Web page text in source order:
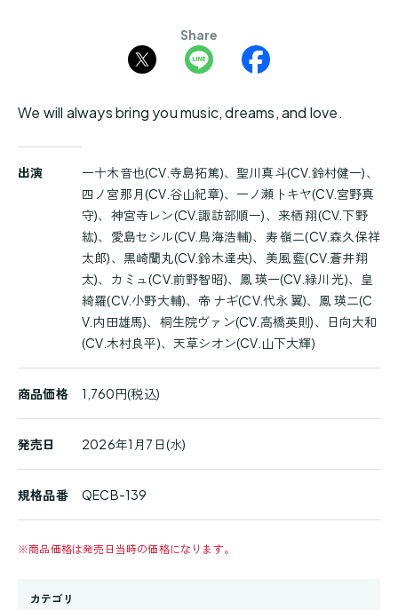
Share
We will always bring you music, dreams, and love.
品
出演
一十木音也(CV.寺島拓篤)、聖川真斗(CV.鈴村健一)、
四ノ宮那月(CV.谷山紀章)、一ノ瀬トキヤ(CV.宮野真
守)、神宮寺レン(CV.諏訪部順一)、来栖 翔(CV.下野
紘)、愛島セシル(CV.鳥海浩輔)、寿 嶺二(CV.森久保祥
太郎)、黒崎蘭丸(CV.鈴木達央)、美風 藍(CV.蒼井翔
太)、カミュ(CV.前野智昭)、鳳 瑛一(CV.緑川 光)、皇
綺羅(CV.小野大輔)、帝 ナギ(CV.代永 翼)、鳳 瑛二(C
V.内田雄馬)、桐生院ヴァン(CV.高橋英則)、日向大和
(CV.木村良平)、天草シオン(CV.山下大輝)
商品価格 1,760円(税込)
発売日 2026年1月7日(水)
規格品番 QECB-139
※商品価格は発売日当時の価格になります。
カテゴリ